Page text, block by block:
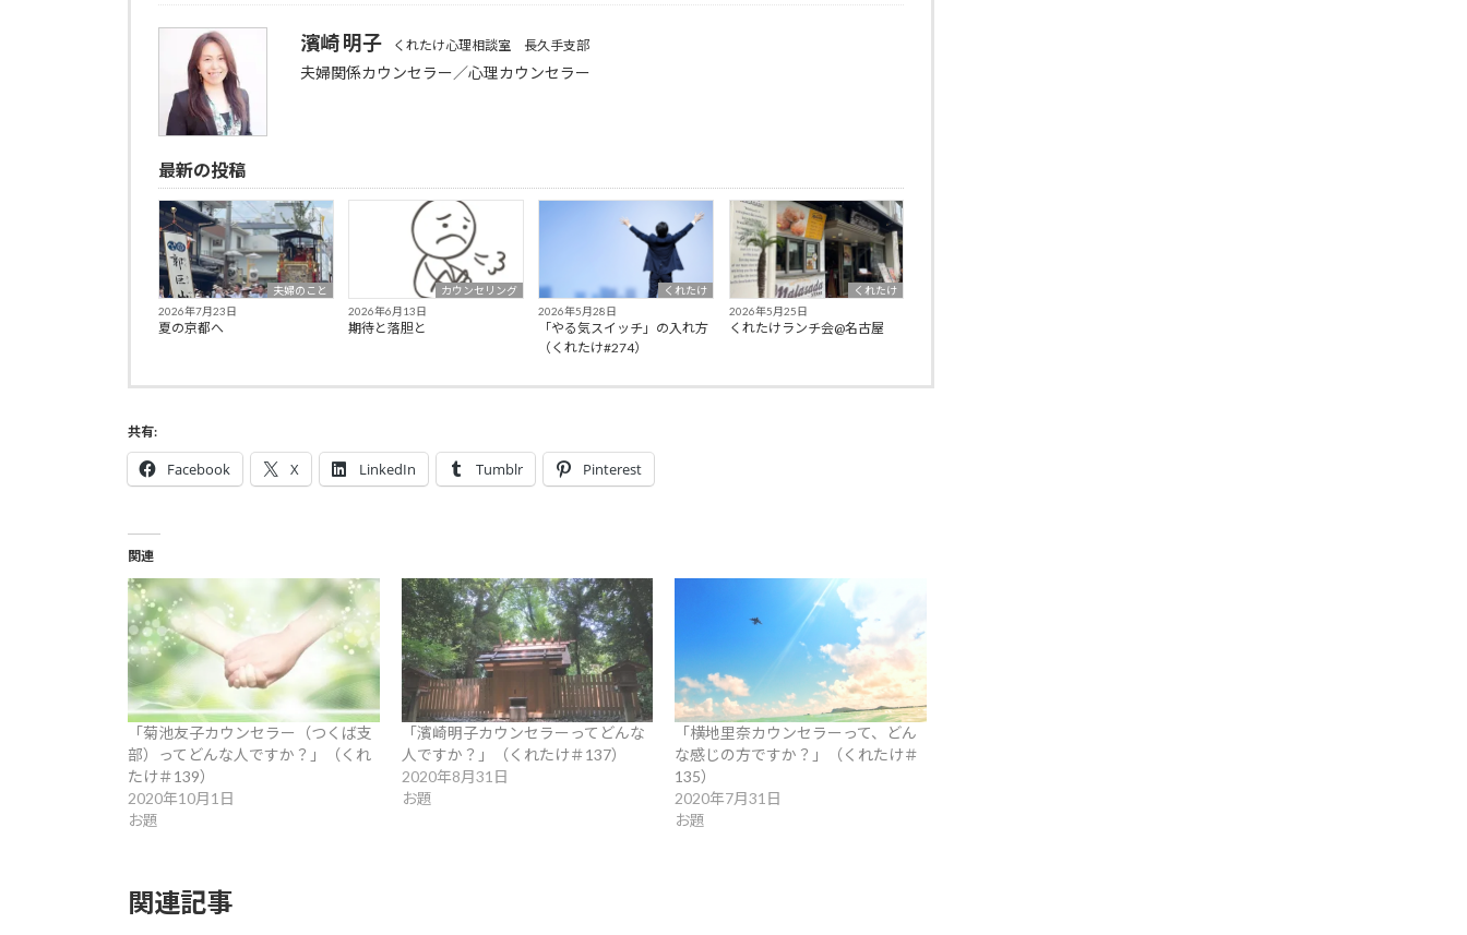
濱崎 明子 くれたけ心理相談室 長久手支部
夫婦関係カウンセラー／心理カウンセラー
最新の投稿
夫婦のこと
2026年7月23日
夏の京都へ
カウンセリング
2026年6月13日
期待と落胆と
くれたけ
2026年5月28日
「やる気スイッチ」の入れ方
（くれたけ#274）
くれたけ
2026年5月25日
くれたけランチ会@名古屋
共有:
Facebook X LinkedIn Tumblr Pinterest
関連
「菊池友子カウンセラー（つくば支
部）ってどんな人ですか？」（くれ
たけ＃139）
2020年10月1日
お題
「濱崎明子カウンセラーってどんな
人ですか？」（くれたけ＃137）
2020年8月31日
お題
「横地里奈カウンセラーって、どん
な感じの方ですか？」（くれたけ＃
135）
2020年7月31日
お題
関連記事